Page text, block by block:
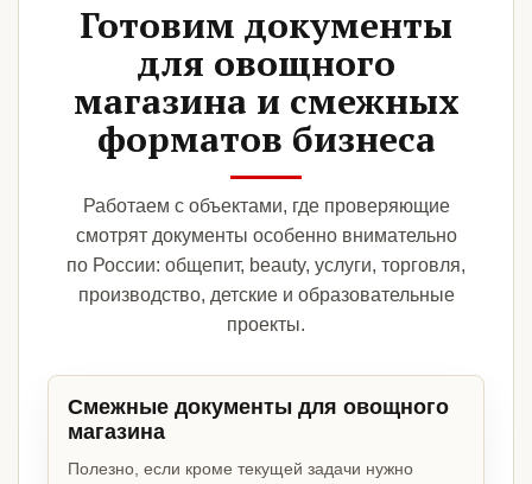
Готовим документы
для овощного
магазина и смежных
форматов бизнеса
Работаем с объектами, где проверяющие
смотрят документы особенно внимательно
по России: общепит, beauty, услуги, торговля,
производство, детские и образовательные
проекты.
Смежные документы для овощного
магазина
Полезно, если кроме текущей задачи нужно